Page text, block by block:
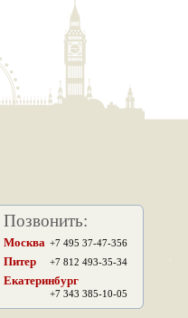
Позвонить:
Москва +7 495 37-47-356
Питер +7 812 493-35-34
Екатеринбург
+7 343 385-10-05